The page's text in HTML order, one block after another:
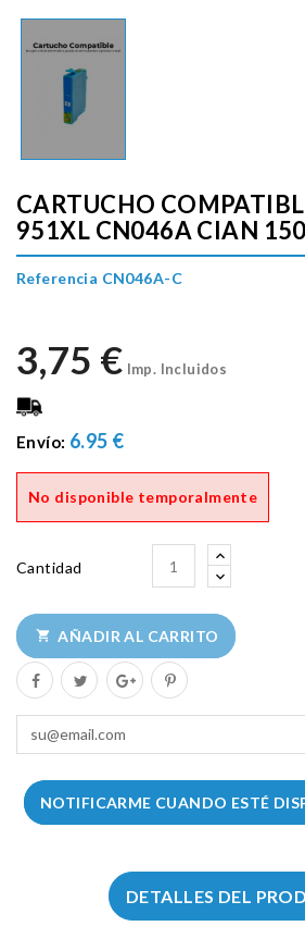
CARTUCHO
951XL CN046A CIAN
Referencia CN046A-C
3,75 € Imp. Incluidos
Envío: 6.95 €
No disponible temporalmente
Cantidad
 AÑADIR AL CARRITO
NOTIFICARME CUANDO ESTÉ
DETALLES DEL